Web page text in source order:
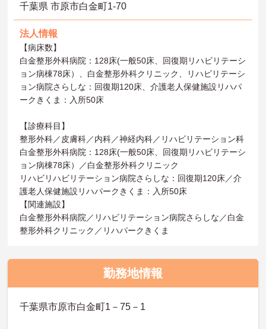
千葉県 市原市白金町1-70
法人情報
【病床数】
白金整形外科病院：128床(一般50床、回復期リハビリテーシ
ョン病棟78床）、白金整形外科クリニック、リハビリテーシ
ョン病院さらしな：回復期120床、介護老人保健施設リハパ
ークきくま：入所50床
【診療科目】
整形外科／皮膚科／内科／神経内科／リハビリテーション科
白金整形外科病院：128床(一般50床、回復期リハビリテーシ
ョン病棟78床）／白金整形外科クリニック
リハビリハビリテーション病院さらしな：回復期120床／介
護老人保健施設リハパークきくま：入所50床
【関連施設】
白金整形外科病院／リハビリテーション病院さらしな／白金
整形外科クリニック／リハパークきくま
勤務地情報
千葉県市原市白金町1－75－1